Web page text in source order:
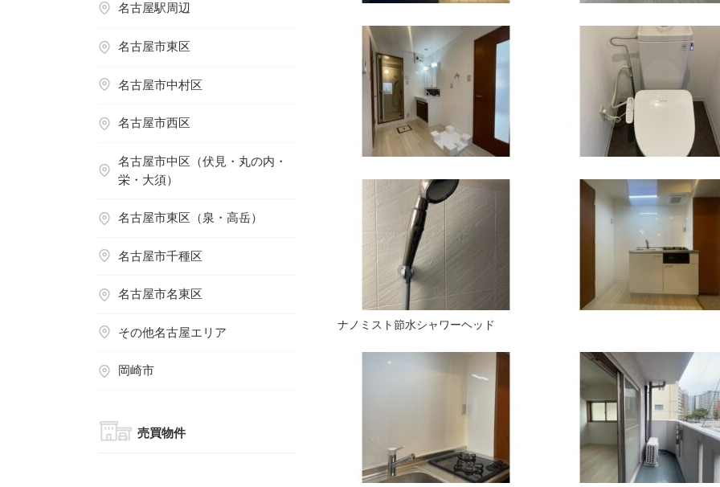
ナノミスト節水シャワーヘッド
名古屋駅周辺
名古屋市東区
名古屋市中村区
名古屋市西区
名古屋市中区（伏見・丸の内・
栄・大須）
名古屋市東区（泉・高岳）
名古屋市千種区
名古屋市名東区
その他名古屋エリア
岡崎市
売買物件